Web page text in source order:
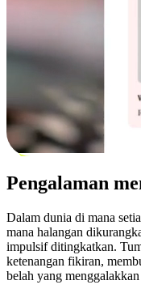
Pengalaman
Dalam dunia di mana
mana halangan
impulsif ditingkatkan.
ketenangan fikiran,
belah yang